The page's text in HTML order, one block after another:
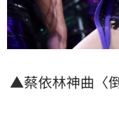
▲蔡依林神曲〈